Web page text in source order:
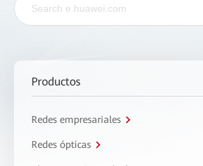
Productos
Redes empresariales
Redes ópticas